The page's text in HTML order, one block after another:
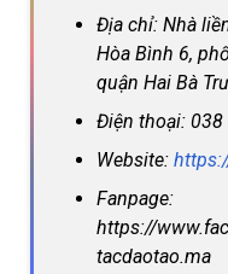
Địa chỉ: Nhà
Hòa Bình 6,
quận Hai Bà
Điện thoại:
Website:
Fanpage:
https://
tacdaotao.ma